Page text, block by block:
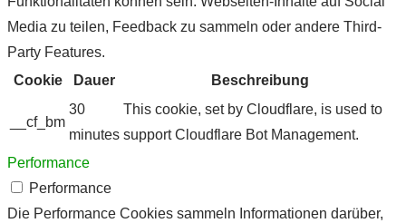
Media zu teilen, Feedback zu sammeln oder andere Third-
Party Features.
Cookie
Dauer Beschreibung
__cf_bm
30
minutes
This cookie, set by Cloudflare, is used to
support Cloudflare Bot Management.
Performance
Performance
Die Performance Cookies sammeln Informationen darüber,